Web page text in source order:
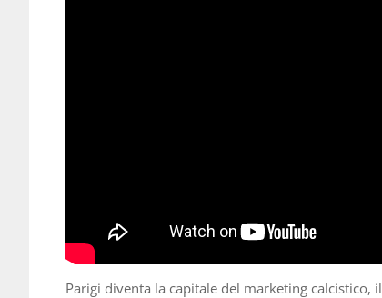
Parigi diventa la capitale del marketing calcistico, il